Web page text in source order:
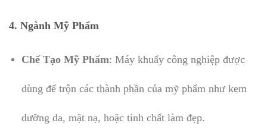
4. Ngành Mỹ Phẩm
Chế Tạo Mỹ Phẩm: Máy khuấy công nghiệp được
dùng để trộn các thành phần của mỹ phẩm như kem
dưỡng da, mặt nạ, hoặc tinh chất làm đẹp.